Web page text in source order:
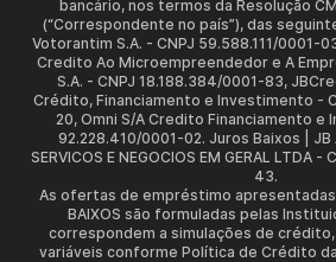
bancário, nos termos da Resolução
(“Correspondente no país”), das
Votorantim S.A. - CNPJ 59.588.111/0001-
Credito Ao Microempreendedor e A
S.A. - CNPJ 18.188.384/0001-83,
Crédito, Financiamento e Investimento -
20, Omni S/A Credito Financiamento e
92.228.410/0001-02. Juros Baixos | JB
SERVICOS E NEGOCIOS EM GERAL LTDA
43.
As ofertas de empréstimo apresentadas
BAIXOS são formuladas pelas
correspondem a simulações de
variáveis conforme Política de Crédito